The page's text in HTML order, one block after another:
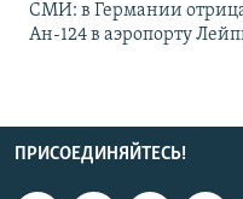
СМИ: в Германии
Ан-124 в аэропорту
ПРИСОЕДИНЯЙТЕСЬ!